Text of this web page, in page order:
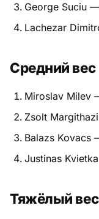
Психология бойца
Терминология
Техника и ката
Тренировочный
George Suciu
Lachezar
Средний вес
Miroslav Milev
Zsolt
Balazs Kovacs
Justinas
Тяжёлый вес